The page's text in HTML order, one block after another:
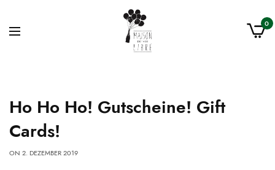
0
Ho Ho Ho! Gutscheine! Gift
Cards!
ON 2. DEZEMBER 2019